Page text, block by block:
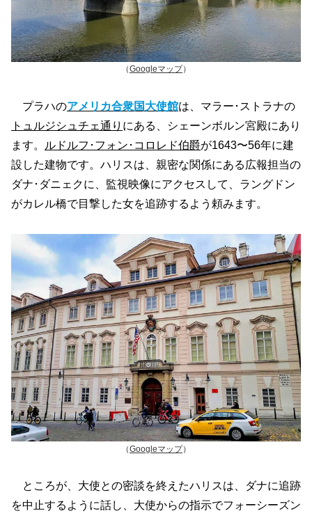
（Googleマップ）
プラハのアメリカ合衆国大使館は、マラー･ストラナの
トュルジシュチェ通り にある、シェーンボルン宮殿にあり
ます。
ルドルフ･フォン･コロレド伯爵が1643〜56年に建
設した建物です。ハリスは、親密な関係にある広報担当の
ダナ･ダニェクに、監視映像にアクセスして、ラングドン
がカレル橋で目撃した女を追跡するよう頼みます。
（Googleマップ）
ところが、大使との密談を終えたハリスは、ダナに追跡
を中止するように話し、大使からの指示でフォーシーズン